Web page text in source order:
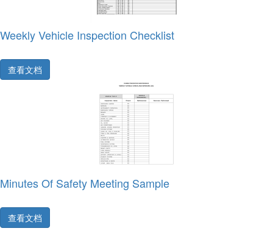
Weekly Vehicle Inspection Checklist
查看文档
Minutes Of Safety Meeting Sample
查看文档